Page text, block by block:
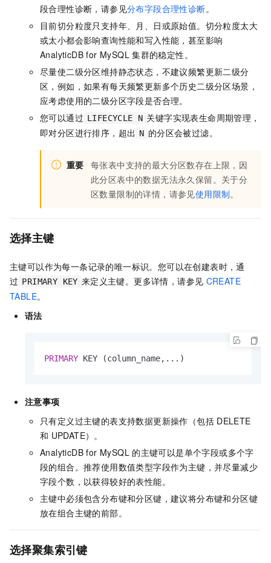
段合理性诊断，请参见分布字段合理性诊断。
目前切分粒度只支持年、月、日或原始值。切分粒度太大
或太小都会影响查询性能和写入性能，甚至影响
AnalyticDB for MySQL 集群的稳定性。
尽量使二级分区维持静态状态，不建议频繁更新二级分
区，例如，如果有每天频繁更新多个历史二级分区场景，
应考虑使用的二级分区字段是否合理。
您可以通过 LIFECYCLE N 关键字实现表生命周期管理，
即对分区进行排序，超出 N 的分区会被过滤。
重要 每张表中支持的最大分区数存在上限，因
此分区表中的数据无法永久保留。关于分
区数量限制的详情，请参见使用限制。
选择主键
主键可以作为每一条记录的唯一标识。您可以在创建表时，通
过 PRIMARY KEY 来定义主键。更多详情，请参见 CREATE
TABLE。
语法
PRIMARY KEY (column_name,...)
注意事项
只有定义过主键的表支持数据更新操作（包括 DELETE
和 UPDATE）。
AnalyticDB for MySQL 的主键可以是单个字段或多个字
段的组合。推荐使用数值类型字段作为主键，并尽量减少
字段个数，以获得较好的表性能。
主键中必须包含分布键和分区键，建议将分布键和分区键
放在组合主键的前部。
选择聚集索引键